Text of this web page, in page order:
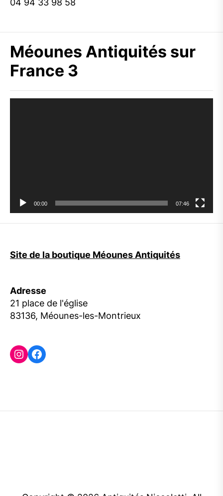
04 94 33 98 58
Méounes Antiquités sur
France 3
00:00 07:46
Site de la boutique Méounes Antiquités
Adresse
21 place de l'église
83136, Méounes-les-Montrieux
Instagram
Facebook